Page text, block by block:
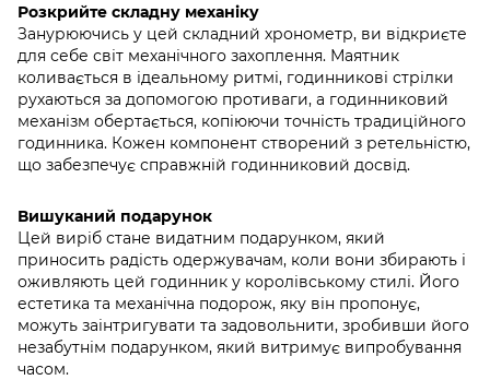
Розкрийте складну механіку
Занурюючись у цей складний хронометр, ви відкриєте
для себе світ механічного захоплення. Маятник
коливається в ідеальному ритмі, годинникові стрілки
рухаються за допомогою противаги, а годинниковий
механізм обертається, копіюючи точність традиційного
годинника. Кожен компонент створений з ретельністю,
що забезпечує справжній годинниковий досвід.
Вишуканий подарунок
Цей виріб стане видатним подарунком, який
приносить радість одержувачам, коли вони збирають і
оживляють цей годинник у королівському стилі. Його
естетика та механічна подорож, яку він пропонує,
можуть заінтригувати та задовольнити, зробивши його
незабутнім подарунком, який витримує випробування
часом.